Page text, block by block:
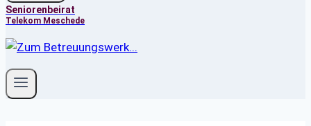
Seniorenbeirat
Telekom Meschede